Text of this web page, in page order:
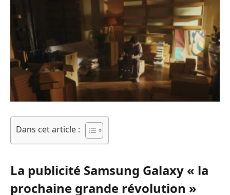
Dans cet article :
La publicité Samsung Galaxy « la
prochaine grande révolution »